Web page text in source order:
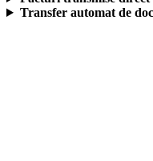
Transfer automat de